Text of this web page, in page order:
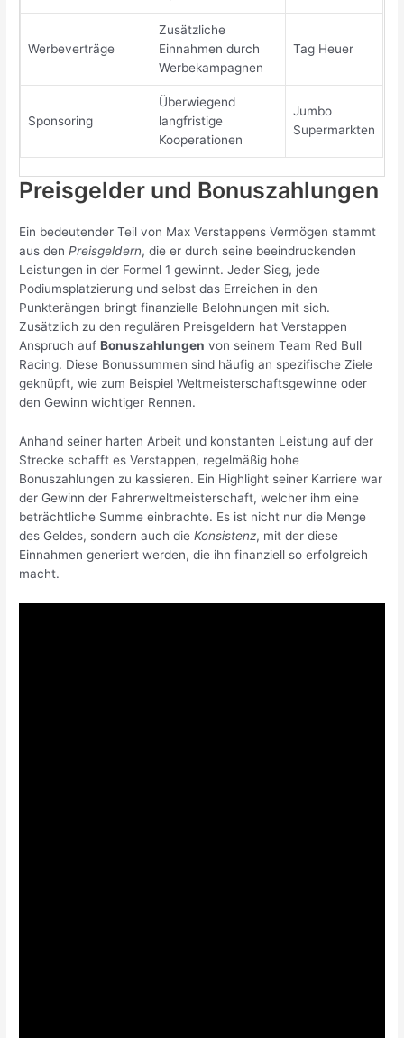
Werbeverträge
Zusätzliche
Einnahmen durch
Werbekampagnen
Tag Heuer
Sponsoring
Überwiegend
langfristige
Kooperationen
Jumbo
Supermarkten
Preisgelder und Bonuszahlungen
Ein bedeutender Teil von Max Verstappens Vermögen stammt
aus denPreisgeldern, die er durch seine beeindruckenden
Leistungen in der Formel 1 gewinnt. Jeder Sieg, jede
Podiumsplatzierung und selbst das Erreichen in den
Punkterängen bringt finanzielle Belohnungen mit sich.
Zusätzlich zu den regulären Preisgeldern hat Verstappen
Anspruch aufBonuszahlungen von seinem Team Red Bull
Racing. Diese Bonussummen sind häufig an spezifische Ziele
geknüpft, wie zum Beispiel Weltmeisterschaftsgewinne oder
den Gewinn wichtiger Rennen.
Anhand seiner harten Arbeit und konstanten Leistung auf der
Strecke schafft es Verstappen, regelmäßig hohe
Bonuszahlungen zu kassieren. Ein Highlight seiner Karriere war
der Gewinn der Fahrerweltmeisterschaft, welcher ihm eine
beträchtliche Summe einbrachte. Es ist nicht nur die Menge
des Geldes, sondern auch dieKonsistenz, mit der diese
Einnahmen generiert werden, die ihn finanziell so erfolgreich
macht.